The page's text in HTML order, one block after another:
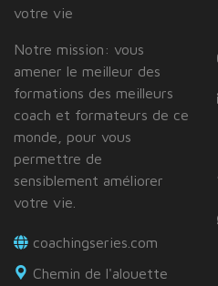
votre vie
Notre mission: vous
amener le meilleur des
formations des meilleurs
coach et formateurs de ce
monde, pour vous
permettre de
sensiblement améliorer
votre vie.
coachingseries.com
Chemin de l'alouette